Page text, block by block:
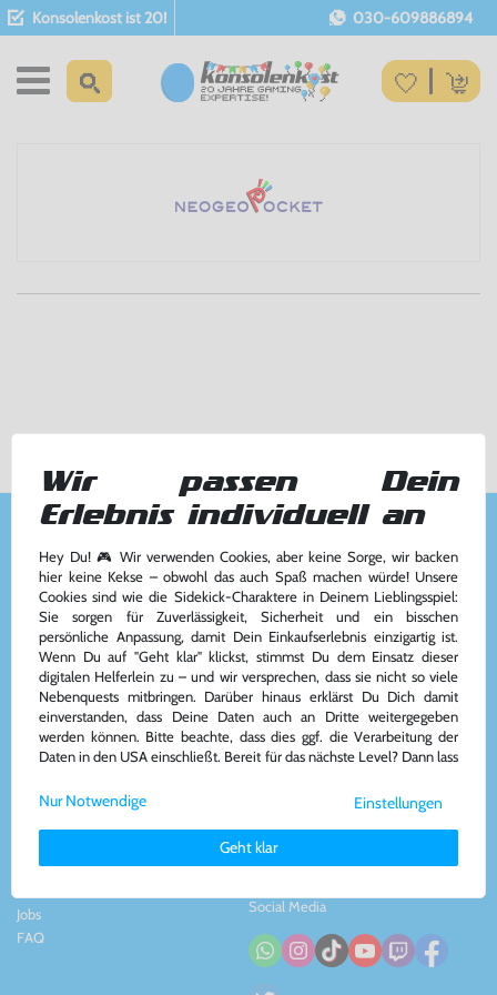
Konsolenkost ist 20! 030-609886894
Kundenservice
Kontakt&Team
AGB
Widerrufsrecht
Impressum
& Datenschutz
Zahlung und Versand
Vertrag widerrufen
Kontakt
Konsolenkost GmbH
Plauener Str. 163-165
13053 Berlin, DE
Tel: +49 30 - 609886894
Mail: info@konsolenkost.de
www.konsolenkost.de
Über das Unternehmen
Partnerprogramm
Jobs
FAQ
Social Media
Wir passen Dein
Erlebnis individuell an
Hey Du! 🎮 Wir verwenden Cookies, aber keine Sorge, wir backen
hier keine Kekse – obwohl das auch Spaß machen würde! Unsere
Cookies sind wie die Sidekick-Charaktere in Deinem Lieblingsspiel:
Sie sorgen für Zuverlässigkeit, Sicherheit und ein bisschen
persönliche Anpassung, damit Dein Einkaufserlebnis einzigartig ist.
Wenn Du auf "Geht klar" klickst, stimmst Du dem Einsatz dieser
digitalen Helferlein zu – und wir versprechen, dass sie nicht so viele
Nebenquests mitbringen. Darüber hinaus erklärst Du Dich damit
einverstanden, dass Deine Daten auch an Dritte weitergegeben
werden können. Bitte beachte, dass dies ggf. die Verarbeitung der
Daten in den USA einschließt. Bereit für das nächste Level? Dann lass
Weitere Informationen zu den von uns verwendeten Cookies und
Deinen Rechten als Nutzer findest Du in unsererDaten­schutz­
Impressum.
Einstellungen
Geht klar
Nur Notwendige